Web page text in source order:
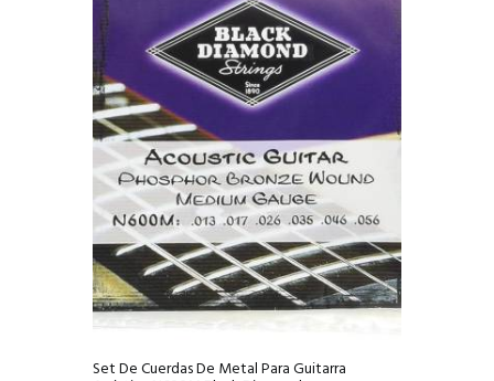
Set De Cuerdas De Metal Para Guitarra